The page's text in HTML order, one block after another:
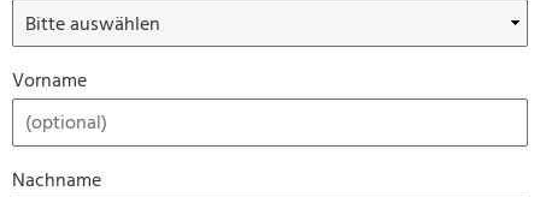
Vorname
Nachname